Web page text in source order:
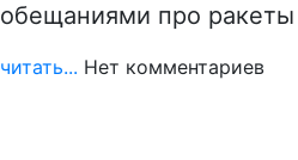
обещаниями про ракеты
читать... Нет комментариев